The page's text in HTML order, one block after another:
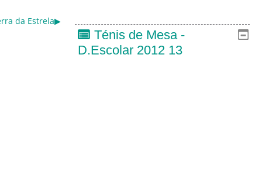
▶︎
da Estrela
Ténis de Mesa -
D.Escolar 2012 13